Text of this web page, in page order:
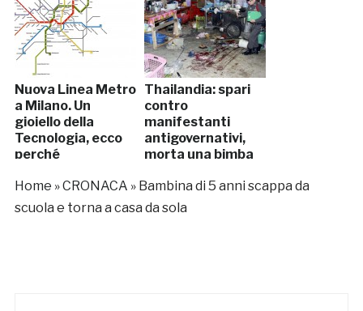
Nuova Linea Metro
a Milano. Un
gioiello della
Tecnologia, ecco
perché
Thailandia: spari
contro
manifestanti
antigovernativi,
morta una bimba
Home »CRONACA » Bambina di 5 anni scappa da
scuola e torna a casa da sola